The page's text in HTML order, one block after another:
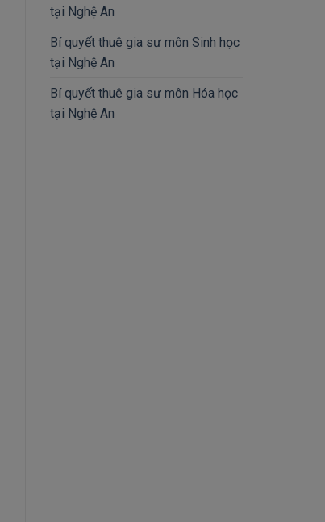
tại Nghệ An
Bí quyết thuê gia sư môn Sinh học
tại Nghệ An
Bí quyết thuê gia sư môn Hóa học
tại Nghệ An